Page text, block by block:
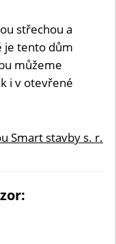
střechou a
je tento dům
můžeme
i v otevřené
Smart stavby s. r.